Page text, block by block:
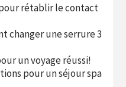
rétablir le contact
changer une serrure 3
un voyage réussi!
pour un séjour spa